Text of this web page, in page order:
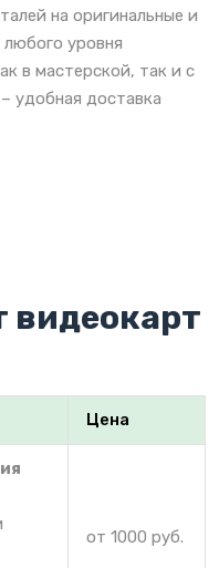
на оригинальные и
уровня
в мастерской, так и с
удобная доставка
видеокарт
Цена
от 1000 руб.